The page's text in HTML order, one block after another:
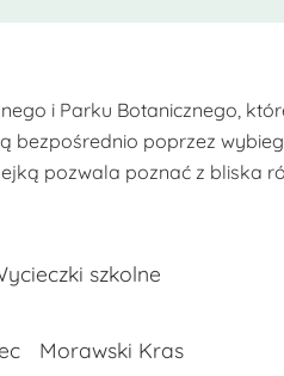
i Parku Botanicznego,
bezpośrednio poprzez
pozwala poznać z bliska
szkolne
Morawski Kras